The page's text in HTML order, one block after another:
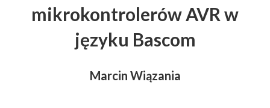
mikrokontrolerów AVR w
języku Bascom
Marcin Wiązania